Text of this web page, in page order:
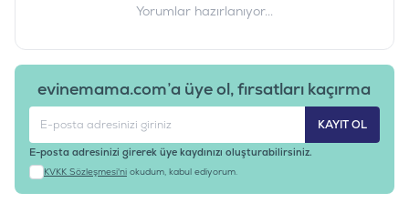
Yorumlar hazırlanıyor...
evinemama.com’a üye ol, fırsatları kaçırma
KAYIT OL
E-posta adresinizi girerek üye kaydınızı oluşturabilirsiniz.
KVKK Sözleşmesi'ni okudum, kabul ediyorum.